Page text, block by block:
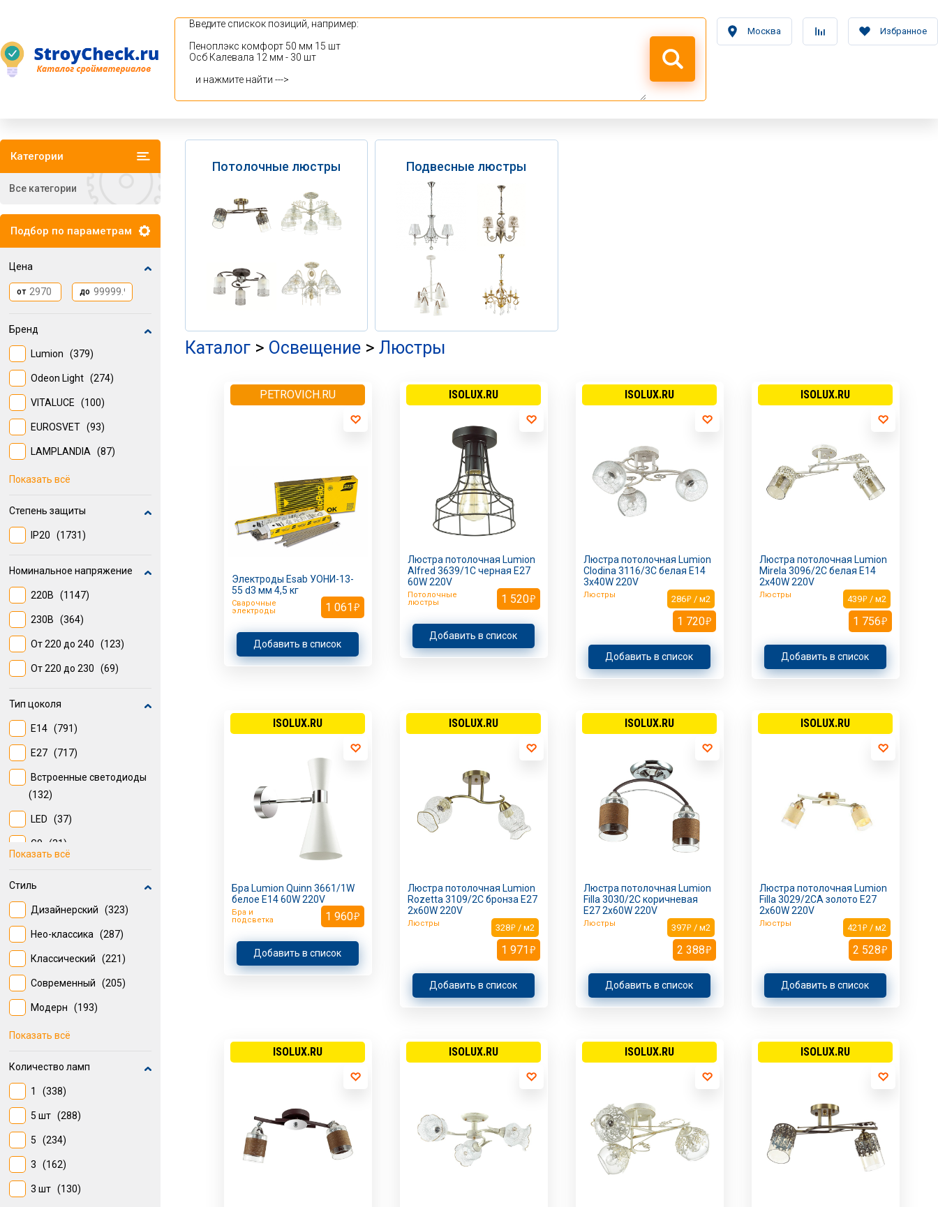
Москва Избранное
Категории
Все категории
Подбор по параметрам
Цена
от до
Бренд
Lumion (379)
Odeon Light (274)
VITALUCE (100)
EUROSVET (93)
LAMPLANDIA (87)
MW-LIGHT
LUMION(52)
не указано(48)
DE CITY(40)
Показать всё
Степень защиты
IP20 (1731)
Номинальное напряжение
220В (1147)
230В (364)
От 220 до 240 (123)
От 220 до 230 (69)
Тип цоколя
E14 (791)
E27 (717)
Встроенные светодиоды
(132)
LED (37)
G9 (31)
Показать всё
Стиль
Дизайнерский (323)
Нео-классика (287)
Классический (221)
Современный (205)
Модерн (193)
Прованс
Показать всё
Количество ламп
1 (338)
5 шт (288)
5 (234)
3 (162)
3 шт (130)
Потолочные люстры Подвесные люстры
Каталог > Освещение > Люстры
PETROVICH.RU
Электроды Esab УОНИ-13-
55 d3 мм 4,5 кг
Сварочные
электроды
1 061
Добавить в список
ISOLUX.RU
Люстра потолочная Lumion
Alfred 3639/1C черная E27
60W 220V
Потолочные
люстры
1 520
Добавить в список
ISOLUX.RU
Люстра потолочная Lumion
Clodina 3116/3C белая E14
3х40W 220V
Люстры 286 / м2
1 720
Добавить в список
ISOLUX.RU
Люстра потолочная Lumion
Mirela 3096/2C белая E14
2х40W 220V
Люстры 439 / м2
1 756
Добавить в список
ISOLUX.RU
Бра Lumion Quinn 3661/1W
белое E14 60W 220V
Бра и
подсветка
1 960
Добавить в список
ISOLUX.RU
Люстра потолочная Lumion
Rozetta 3109/2C бронза E27
2х60W 220V
Люстры 328 / м2
1 971
Добавить в список
ISOLUX.RU
Люстра потолочная Lumion
Filla 3030/2C коричневая
E27 2х60W 220V
Люстры 397 / м2
2 388
Добавить в список
ISOLUX.RU
Люстра потолочная Lumion
Filla 3029/2CA золото E27
2х60W 220V
Люстры 421 / м2
2 528
Добавить в список
ISOLUX.RU ISOLUX.RU ISOLUX.RU ISOLUX.RU